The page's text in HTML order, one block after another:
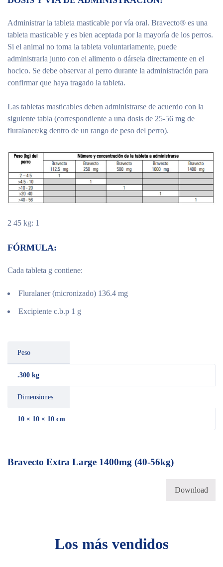
Administrar la tableta masticable por vía oral. Bravecto® es una
tableta masticable y es bien aceptada por la mayoría de los perros.
Si el animal no toma la tableta voluntariamente, puede
administrarla junto con el alimento o dársela directamente en el
hocico. Se debe observar al perro durante la administración para
confirmar que haya tragado la tableta.
Las tabletas masticables deben administrarse de acuerdo con la
siguiente tabla (correspondiente a una dosis de 25-56 mg de
fluralaner/kg dentro de un rango de peso del perro).
2 45 kg: 1
FÓRMULA:
Cada tableta g contiene:
Fluralaner (micronizado) 136.4 mg
Excipiente c.b.p 1 g
Peso
.300 kg
Dimensiones
10 × 10 × 10 cm
Bravecto Extra Large 1400mg (40-56kg)
Download
Los más vendidos